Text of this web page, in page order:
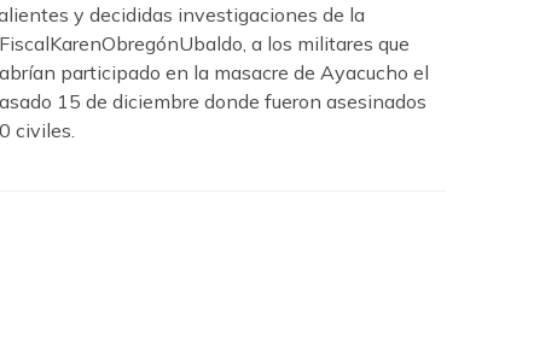
y decididas investigaciones de la
a los militares que
participado en la masacre de Ayacucho el
15 de diciembre donde fueron asesinados
civiles.